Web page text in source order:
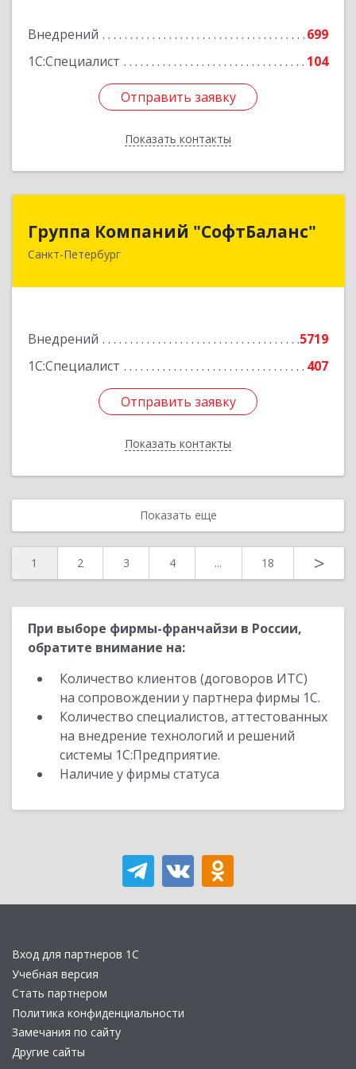
Внедрений
699
1С:Специалист
104
Отправить заявку
Показать контакты
Отправить заявку
Назад
Группа Компаний "СофтБаланс"
Санкт-Петербург
Внедрений
5719
1С:Специалист
407
Отправить заявку
Показать контакты
Группа Компаний "СофтБаланс"
195112, Санкт-Петербург г, Заневский пр-кт,
Отправить заявку
Назад
Показать еще
1 2 3 4 ... 18 >
При выборе фирмы-франчайзи в России,
обратите внимание на:
Количество клиентов (договоров ИТС)
на сопровождении у партнера фирмы 1С.
Количество специалистов, аттестованных
на внедрение технологий и решений
системы 1С:Предприятие.
Наличие у фирмы статуса
Вход для партнеров 1С
Учебная версия
Стать партнером
Политика конфиденциальности
Замечания по сайту
Другие сайты